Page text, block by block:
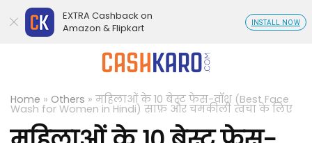
Home » Others » महिलाओं के 10 बेस्ट फेस-वॉश (Best Face
Wash for Women in Hindi) साफ़ और चमकीली त्वचा के लिए
EXTRA Cashback on
Amazon & Flipkart
INSTALL NOW